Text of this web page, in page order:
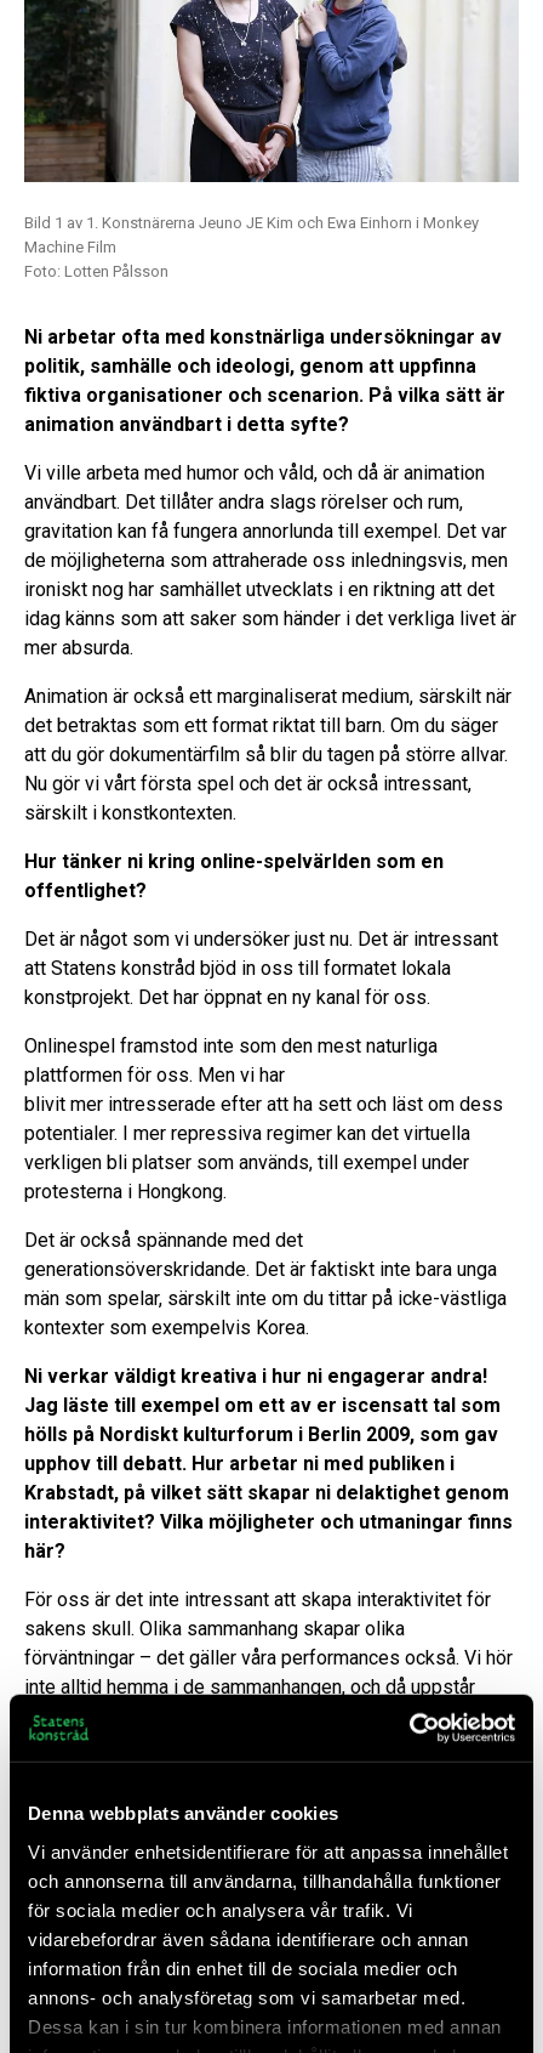
Denna webbplats använder cookies
Vi använder enhetsidentifierare för att anpassa innehållet
och annonserna till användarna, tillhandahålla funktioner
för sociala medier och analysera vår trafik. Vi
vidarebefordrar även sådana identifierare och annan
information från din enhet till de sociala medier och
annons- och analysföretag som vi samarbetar med.
Dessa kan i sin tur kombinera informationen med annan
Bild 1 av 1. Konstnärerna Jeuno JE Kim och Ewa Einhorn i Monkey
Machine Film
Foto: Lotten Pålsson
Ni arbetar ofta med konstnärliga undersökningar av
politik, samhälle och ideologi, genom att uppfinna
fiktiva organisationer och scenarion. På vilka sätt är
animation användbart i detta syfte?
Vi ville arbeta med humor och våld, och då är animation
användbart. Det tillåter andra slags rörelser och rum,
gravitation kan få fungera annorlunda till exempel. Det var
de möjligheterna som attraherade oss inledningsvis, men
ironiskt nog har samhället utvecklats i en riktning att det
idag känns som att saker som händer i det verkliga livet är
mer absurda.
Animation är också ett marginaliserat medium, särskilt när
det betraktas som ett format riktat till barn. Om du säger
att du gör dokumentärfilm så blir du tagen på större allvar.
Nu gör vi vårt första spel och det är också intressant,
särskilt i konstkontexten.
Hur tänker ni kring online-spelvärlden som en
offentlighet?
Det är något som vi undersöker just nu. Det är intressant
att Statens konstråd bjöd in oss till formatet lokala
konstprojekt. Det har öppnat en ny kanal för oss.
Onlinespel framstod inte som den mest naturliga
plattformen för oss. Men vi har
blivit mer intresserade efter att ha sett och läst om dess
potentialer. I mer repressiva regimer kan det virtuella
verkligen bli platser som används, till exempel under
protesterna i Hongkong.
Det är också spännande med det
generationsöverskridande. Det är faktiskt inte bara unga
män som spelar, särskilt inte om du tittar på icke-västliga
kontexter som exempelvis Korea.
Ni verkar väldigt kreativa i hur ni engagerar andra!
Jag läste till exempel om ett av er iscensatt tal som
hölls på Nordiskt kulturforum i Berlin 2009, som gav
upphov till debatt. Hur arbetar ni med publiken i
Krabstadt, på vilket sätt skapar ni delaktighet genom
interaktivitet? Vilka möjligheter och utmaningar finns
här?
För oss är det inte intressant att skapa interaktivitet för
sakens skull. Olika sammanhang skapar olika
förväntningar – det gäller våra performances också. Vi hör
inte alltid hemma i de sammanhangen, och då uppstår
intressanta krockar. Om vi helt och hållet hade gjort det här
projektet inom ramen för ett spelsammanhang så hade det
Det går också att tala om deltagande och interaktivitet i
relation till hur vi har arbetat. Vi har pratat med
professionella inom spelvärlden, där finns dels
kommersiella aktörer, dels en indie-spelvärld. De kan ha
olika syn på delande och deltagande. Redan vad gäller det
materiella och teknologiska, såsom kod och mjukvara,
finns det olika förståelser. Vi kommer från konst- och
akademisk kontext, då blir det intressant att tänka vidare